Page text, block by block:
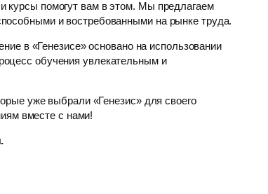
курсы помогут вам в этом. Мы предлагаем
и востребованными на рынке труда.
в «Генезисе» основано на использовании
обучения увлекательным и
уже выбрали «Генезис» для своего
вместе с нами!